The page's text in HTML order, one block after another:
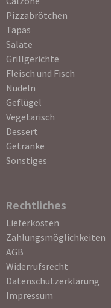
Pizzabrötchen
Tapas
Salate
Grillgerichte
Fleisch und Fisch
Nudeln
Geflügel
Vegetarisch
Dessert
Getränke
Sonstiges
Rechtliches
Navigation
überspringen
Lieferkosten
Zahlungsmöglichkeiten
AGB
Widerrufsrecht
Datenschutzerklärung
Impressum